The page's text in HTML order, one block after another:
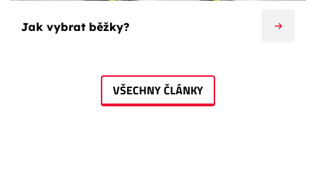
Jak vybrat běžky?
VŠECHNY ČLÁNKY